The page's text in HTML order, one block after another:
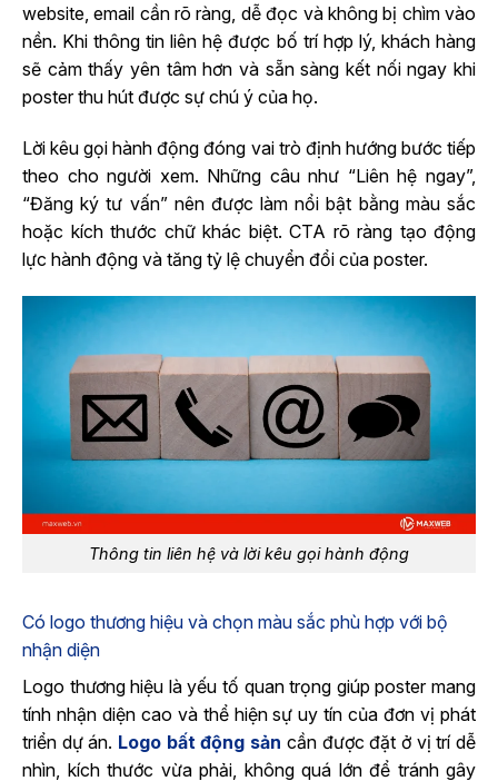
website, email cần rõ ràng, dễ đọc và không bị chìm vào
nền. Khi thông tin liên hệ được bố trí hợp lý, khách hàng
sẽ cảm thấy yên tâm hơn và sẵn sàng kết nối ngay khi
poster thu hút được sự chú ý của họ.
Lời kêu gọi hành động đóng vai trò định hướng bước tiếp
theo cho người xem. Những câu như “Liên hệ ngay”,
“Đăng ký tư vấn” nên được làm nổi bật bằng màu sắc
hoặc kích thước chữ khác biệt. CTA rõ ràng tạo động
lực hành động và tăng tỷ lệ chuyển đổi của poster.
Thông tin liên hệ và lời kêu gọi hành động
Có logo thương hiệu và chọn màu sắc phù hợp với bộ
nhận diện
Logo thương hiệu là yếu tố quan trọng giúp poster mang
tính nhận diện cao và thể hiện sự uy tín của đơn vị phát
triển dự án. Logo bất động sản cần được đặt ở vị trí dễ
nhìn, kích thước vừa phải, không quá lớn để tránh gây